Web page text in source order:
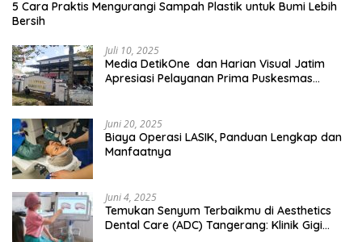
5 Cara Praktis Mengurangi Sampah Plastik untuk Bumi Lebih
Bersih
Juli 10, 2025
Media DetikOne dan Harian Visual Jatim
Apresiasi Pelayanan Prima Puskesmas
Juni 20, 2025
Biaya Operasi LASIK, Panduan Lengkap dan
Manfaatnya
Juni 4, 2025
Temukan Senyum Terbaikmu di Aesthetics
Dental Care (ADC) Tangerang: Klinik Gigi